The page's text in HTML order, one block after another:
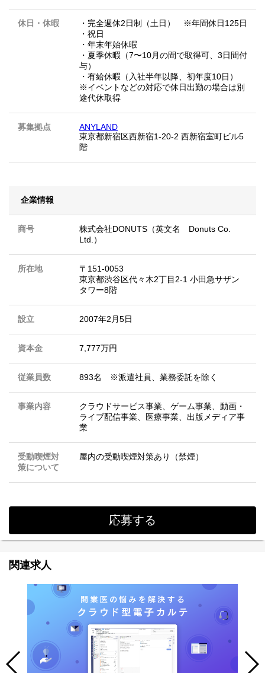
休日・休暇
・完全週休2日制（土日） ※年間休日125日
・祝日
・年末年始休暇
・夏季休暇（7〜10月の間で取得可、3日間付
与）
・有給休暇（入社半年以降、初年度10日）
※イベントなどの対応で休日出勤の場合は別
途代休取得
募集拠点
ANYLAND
東京都新宿区西新宿1-20-2 西新宿室町ビル5
階
企業情報
商号
株式会社DONUTS（英文名 Donuts Co.
Ltd.）
所在地
〒151-0053
東京都渋谷区代々木2丁目2-1 小田急サザン
タワー8階
設立 2007年2月5日
資本金 7,777万円
従業員数 893名 ※派遣社員、業務委託を除く
事業内容
クラウドサービス事業、ゲーム事業、動画・
ライブ配信事業、医療事業、出版メディア事
業
受動喫煙対
策について
屋内の受動喫煙対策あり（禁煙）
応募する
関連求人